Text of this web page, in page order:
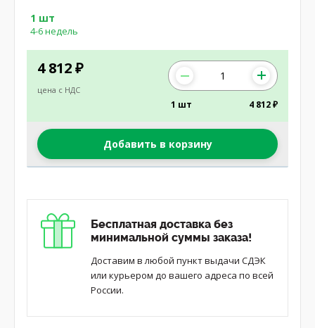
4 812 ₽
цена с НДС
1 шт
4-6 недель
1 шт 4 812 ₽
Добавить в корзину
Бесплатная доставка без
минимальной суммы заказа!
Доставим в любой пункт выдачи СДЭК
или курьером до вашего адреса по всей
России.